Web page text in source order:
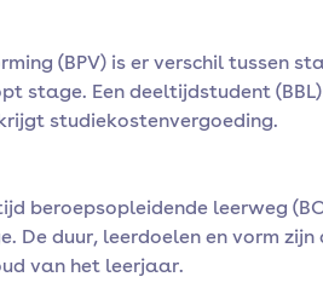
(BPV) is er verschil tussen
stage. Een deeltijdstudent
studiekostenvergoeding.
beroepsopleidende leerweg
De duur, leerdoelen en vorm
van het leerjaar.